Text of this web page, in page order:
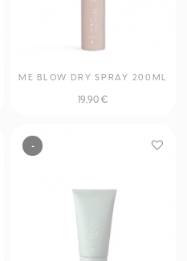
ME BLOW DRY SPRAY 200ML
19,90€
-